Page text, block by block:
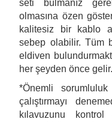
seti bulmanız
olmasına özen
kalitesiz bir kablo
sebep olabilir. Tüm
eldiven
her şeyden önce gelir.
*Önemli
çalıştırmayı
kılavuzunu